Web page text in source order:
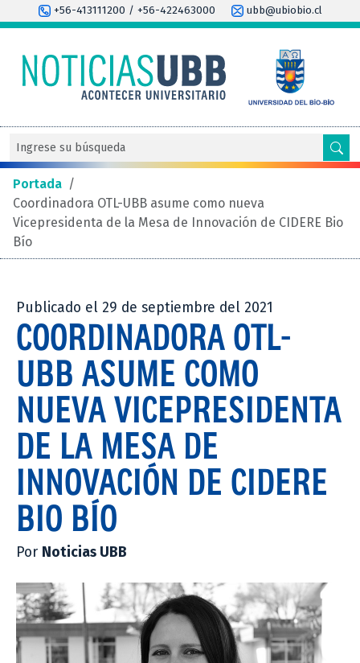
+56-413111200 / +56-422463000 ubb@ubiobio.cl
Portada /
Coordinadora OTL-UBB asume como nueva
Vicepresidenta de la Mesa de Innovación de CIDERE Bio
Bío
Publicado el 29 de septiembre del 2021
COORDINADORA OTL-
UBB ASUME COMO
NUEVA VICEPRESIDENTA
DE LA MESA DE
INNOVACIÓN DE CIDERE
BIO BÍO
Por Noticias UBB